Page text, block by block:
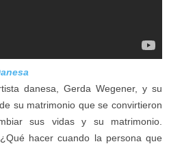
danesa, Gerda Wegener, y su
su matrimonio que se convirtieron
sus vidas y su matrimonio.
hacer cuando la persona que